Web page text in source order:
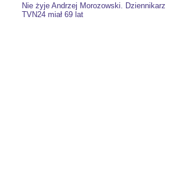
Nie żyje Andrzej Morozowski. Dziennikarz
TVN24 miał 69 lat